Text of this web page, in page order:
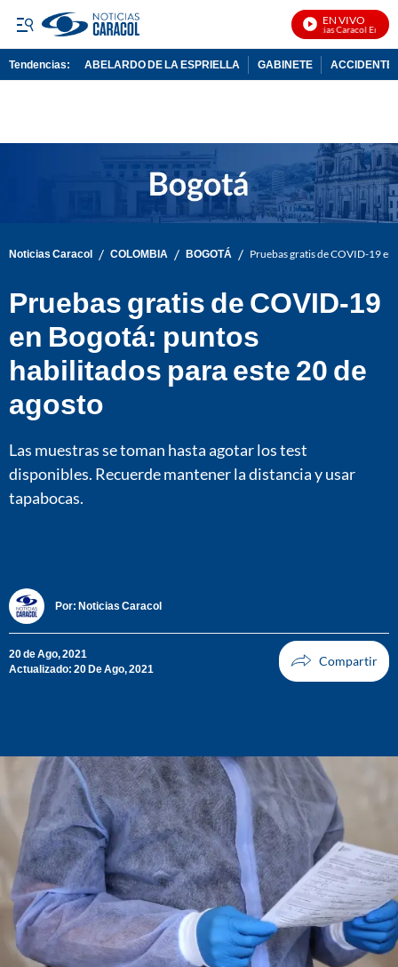
EN VIVO
Noticias Caracol En Vivo
Tendencias: ABELARDO DE LA ESPRIELLA GABINETE ACCIDENTE
Noticias Caracol / COLOMBIA / BOGOTÁ / Pruebas gratis de COVID-19
Pruebas gratis de COVID-19
en Bogotá: puntos
habilitados para este 20 de
agosto
Las muestras se toman hasta agotar los test
disponibles. Recuerde mantener la distancia y usar
tapabocas.
Por: Noticias Caracol
20 de Ago, 2021
Actualizado: 20 De Ago, 2021